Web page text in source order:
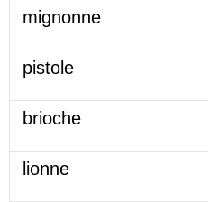
mignonne
pistole
brioche
lionne